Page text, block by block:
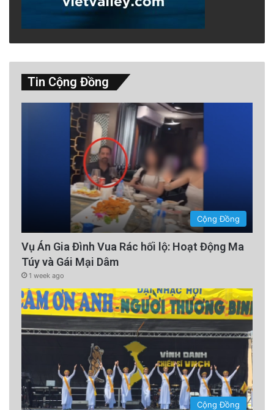
Tin Cộng Đồng
Cộng Đồng
Vụ Án Gia Đình Vua Rác hối lộ: Hoạt Động Ma
Túy và Gái Mại Dâm
1 week ago
Cộng Đồng